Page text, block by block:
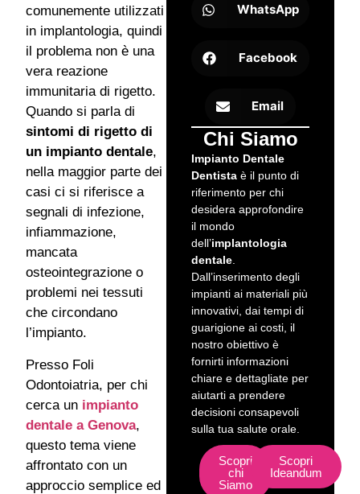
comunemente utilizzati
in implantologia, quindi
il problema non è una
vera reazione
immunitaria di rigetto.
Quando si parla di
sintomi di rigetto di
un impianto dentale,
nella maggior parte dei
casi ci si riferisce a
segnali di infezione,
infiammazione,
mancata
osteointegrazione o
problemi nei tessuti
che circondano
l’impianto.
Presso Foli
Odontoiatria, per chi
cerca un impianto
dentale a Genova,
questo tema viene
affrontato con un
approccio semplice ed
WhatsApp
Facebook
Email
Chi Siamo
Impianto Dentale
Dentista è il punto di
riferimento per chi
desidera approfondire
il mondo
dell’implantologia
dentale
Dall’inserimento degli
impianti ai materiali più
innovativi, dai tempi di
guarigione ai costi, il
nostro obiettivo è
fornirti informazioni
chiare e dettagliate per
aiutarti a prendere
decisioni consapevoli
sulla tua salute orale.
Scopri
chi
Siamo
Scopri
Ideandum